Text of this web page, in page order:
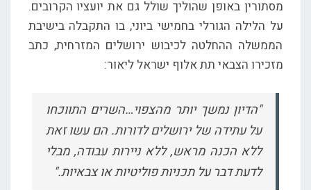
מסתורין באופן שהוליך שולל גם את יועציו הקרובים.
על הלילה הגורלי בחמישי ביוני, בו התקבלה בישיבת
הממשלה ההחלטה לכיבוש ירושלים המזרחית, כתב
מזכירו הצבאי תת אלוף ישראל ליאור:
"הדיון נמשך יותר מהצפוי…השרים התווכחו
על עתידה של ירושלים לדורות. הם עשו זאת
ללא הכנה מראש, ללא ניירות עבודה, מבלי
לדעת דבר על תכניות פוליטיות או צבאיות."